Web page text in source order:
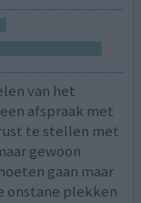
van het
afspraak met
te stellen met
gewoon
gaan maar
onstane plekken